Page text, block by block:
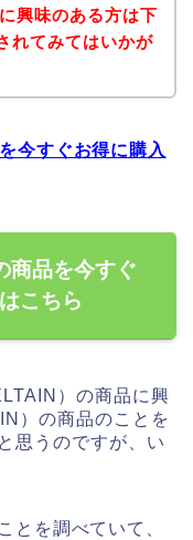
興味のある方は下
れてみてはいかが
今すぐお得に購入
商品を今すぐ
こちら
）の商品に興
）の商品のことを
思うのですが、い
とを調べていて、